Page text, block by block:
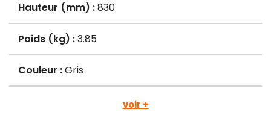
Hauteur (mm) :830
Poids (kg) :3.85
Couleur :Gris
voir +